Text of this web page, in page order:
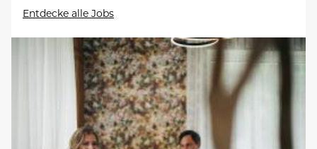
Entdecke alle Jobs